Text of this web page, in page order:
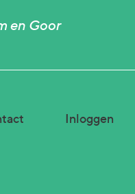
en Goor
Inloggen